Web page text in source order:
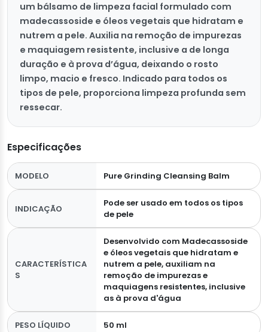
um bálsamo de limpeza facial formulado com
madecassoside e óleos vegetais que hidratam e
nutrem a pele. Auxilia na remoção de impurezas
e maquiagem resistente, inclusive a de longa
duração e à prova d’água, deixando o rosto
limpo, macio e fresco. Indicado para todos os
tipos de pele, proporciona limpeza profunda sem
ressecar.
Especificações
MODELO Pure Grinding Cleansing Balm
INDICAÇÃO
Pode ser usado em todos os tipos
de pele
CARACTERÍSTICA
S
Desenvolvido com Madecassoside
e óleos vegetais que hidratam e
nutrem a pele, auxiliam na
remoção de impurezas e
maquiagens resistentes, inclusive
as à prova d'água
PESO LÍQUIDO 50 ml